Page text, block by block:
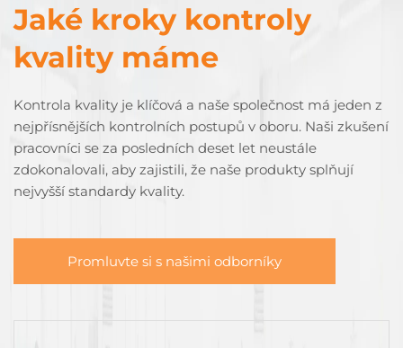
Jaké kroky kontroly
kvality máme
Kontrola kvality je klíčová a naše společnost má jeden z
nejpřísnějších kontrolních postupů v oboru. Naši zkušení
pracovníci se za posledních deset let neustále
zdokonalovali, aby zajistili, že naše produkty splňují
nejvyšší standardy kvality.
Promluvte si s našimi odborníky